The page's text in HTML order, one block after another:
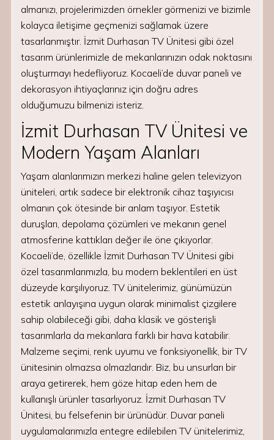
almanızı, projelerimizden örnekler görmenizi ve bizimle
kolayca iletişime geçmenizi sağlamak üzere
tasarlanmıştır. İzmit Durhasan TV Ünitesi gibi özel
tasarım ürünlerimizle de mekanlarınızın odak noktasını
oluşturmayı hedefliyoruz. Kocaeli’de duvar paneli ve
dekorasyon ihtiyaçlarınız için doğru adres
olduğumuzu bilmenizi isteriz.
İzmit Durhasan TV Ünitesi ve
Modern Yaşam Alanları
Yaşam alanlarımızın merkezi haline gelen televizyon
üniteleri, artık sadece bir elektronik cihaz taşıyıcısı
olmanın çok ötesinde bir anlam taşıyor. Estetik
duruşları, depolama çözümleri ve mekanın genel
atmosferine kattıkları değer ile öne çıkıyorlar.
Kocaeli’de, özellikle İzmit Durhasan TV Ünitesi gibi
özel tasarımlarımızla, bu modern beklentileri en üst
düzeyde karşılıyoruz. TV ünitelerimiz, günümüzün
estetik anlayışına uygun olarak minimalist çizgilere
sahip olabileceği gibi, daha klasik ve gösterişli
tasarımlarla da mekanlara farklı bir hava katabilir.
Malzeme seçimi, renk uyumu ve fonksiyonellik, bir TV
ünitesinin olmazsa olmazlarıdır. Biz, bu unsurları bir
araya getirerek, hem göze hitap eden hem de
kullanışlı ürünler tasarlıyoruz. İzmit Durhasan TV
Ünitesi, bu felsefenin bir ürünüdür. Duvar paneli
uygulamalarımızla entegre edilebilen TV ünitelerimiz,